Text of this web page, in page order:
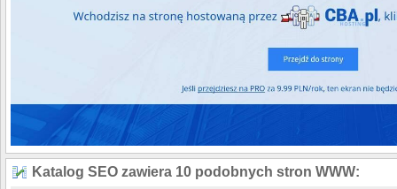
Katalog SEO zawiera 10 podobnych stron WWW: